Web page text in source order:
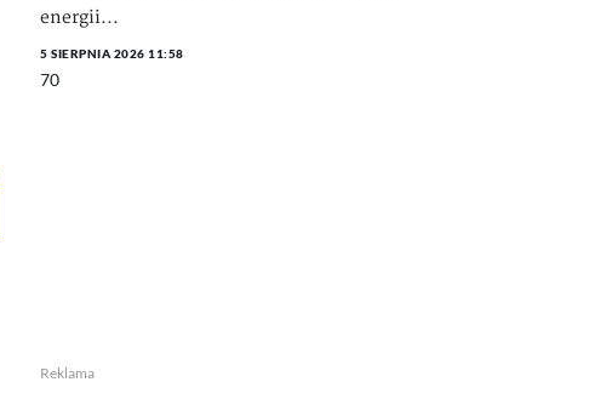
energii...
5 SIERPNIA 2026 11:58
70
Reklama